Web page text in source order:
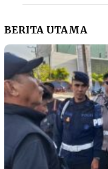
BERITA UTAMA